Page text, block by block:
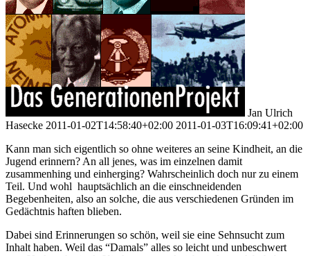
Jan Ulrich
Hasecke 2011-01-02T14:58:40+02:00 2011-01-03T16:09:41+02:00
Kann man sich eigentlich so ohne weiteres an seine Kindheit, an die
Jugend erinnern? An all jenes, was im einzelnen damit
zusammenhing und einherging? Wahrscheinlich doch nur zu einem
Teil. Und wohl hauptsächlich an die einschneidenden
Begebenheiten, also an solche, die aus verschiedenen Gründen im
Gedächtnis haften blieben.
Dabei sind Erinnerungen so schön, weil sie eine Sehnsucht zum
Inhalt haben. Weil das “Damals” alles so leicht und unbeschwert